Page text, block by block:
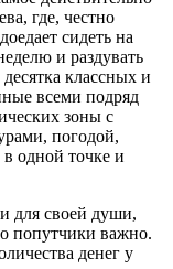
где, честно
сидеть на
и раздувать
классных и
всеми подряд
зоны с
погодой,
одной точке и
для своей души,
попутчики важно.
денег у